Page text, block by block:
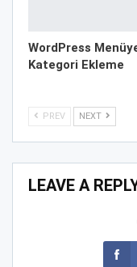
WordPress
Kategori Ekleme
PREV NEXT
LEAVE A